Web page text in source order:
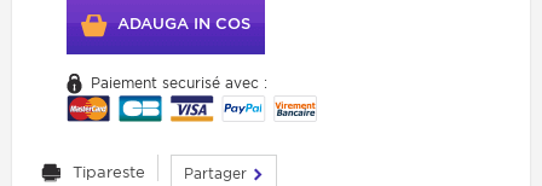
ADAUGA IN COS
Paiement securisé avec :
Tipareste Partager